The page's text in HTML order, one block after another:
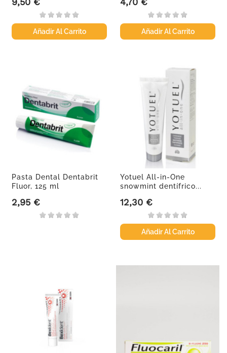
Precio
Añadir Al Carrito
Precio
Añadir Al Carrito
Pasta Dental Dentabrit
Fluor, 125 ml
Precio
2,95 €
Yotuel All-in-One
snowmint dentífrico...
Precio
12,30 €
Añadir Al Carrito